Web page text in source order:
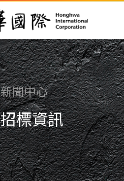
新聞中心
招標資訊